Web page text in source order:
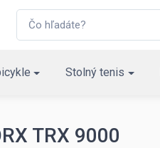
Stolný tenis
TRX 9000